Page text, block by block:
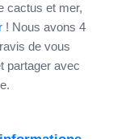
cactus et mer,
! Nous avons 4
de vous
partager avec